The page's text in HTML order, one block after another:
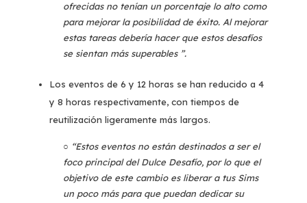
ofrecidas no tenían un porcentaje lo alto como
para mejorar la posibilidad de éxito. Al mejorar
estas tareas debería hacer que estos desafíos
se sientan más superables ”.
Los eventos de 6 y 12 horas se han reducido a 4
y 8 horas respectivamente, con tiempos de
reutilización ligeramente más largos.
○ “Estos eventos no están destinados a ser el
foco principal del Dulce Desafío, por lo que el
objetivo de este cambio es liberar a tus Sims
un poco más para que puedan dedicar su